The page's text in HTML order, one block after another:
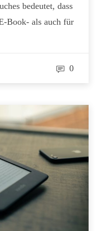
bedeutet, dass
Book- als auch für
0